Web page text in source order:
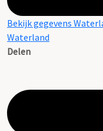
Bekijk gegevens
Waterland
Delen